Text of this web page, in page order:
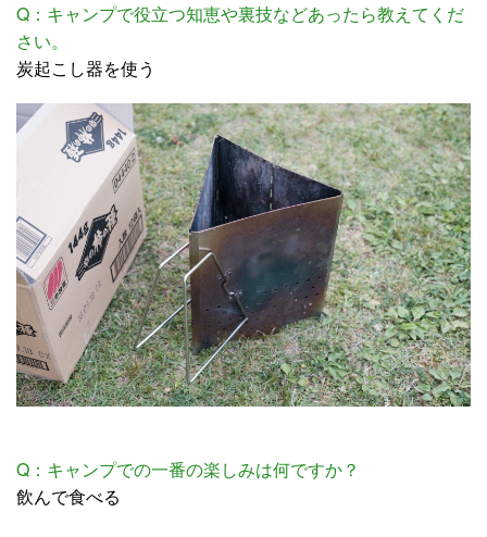
Q：キャンプで役立つ知恵や裏技などあったら教えてくだ
さい。
炭起こし器を使う
Q：キャンプでの一番の楽しみは何ですか？
飲んで食べる